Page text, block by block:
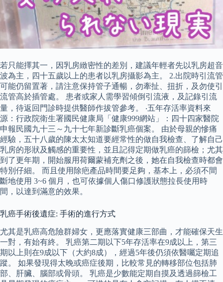
若只能擇其一，因乳房緻密性的差別，建議年輕者先以乳房超音
波為主，四十五歲以上的患者以乳房攝影為主。 2.出院時引流管
可能仍留置著，請注意保持管子通暢，勿牽扯、扭折，及勿使引
流管高於插管處。 患者或家人需學習傾倒引流液，及記錄引流
量，待返回門診時提供醫師作拔管參考。 ‧五年存活率資料來
源：行政院衛生署國民健康局「健康999網站」：四十四家醫院
申報民國九十三～九十七年新診斷乳癌個案。 由於母親的慘痛
經驗，五十八歲的陳太太知道要經常性的做自我檢查、了解自己
乳房的形狀及觸感的重要性，並且記得定期做乳癌的篩檢；尤其
到了更年期，開始服用荷爾蒙補充劑之後，她在自我檢查時都會
特別仔細。 而且使用除疤產品時間要足夠，基本上，必須不間
斷地使用 3~6 個月，也可依據個人傷口修護狀態拉長使用時
間，以達到滿意的效果。
乳癌手術後遺症: 手術的進行方式
尤其是乳癌高危險群婦女，更應落實健康三部曲，才能確保天生
一對，有始有終。 乳癌第二期以下5年存活率在9成以上，第三
期以上則在9成以下（大約8成），經過5年後仍須依醫囑定期追
蹤。 如果發現得太晚或癌症後期，比較常見的轉移部位包括肺
部、肝臟、腦部或骨頭。 乳癌是少數能定期自摸及透過篩檢工